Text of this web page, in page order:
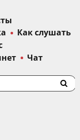
Как слушать
Чат